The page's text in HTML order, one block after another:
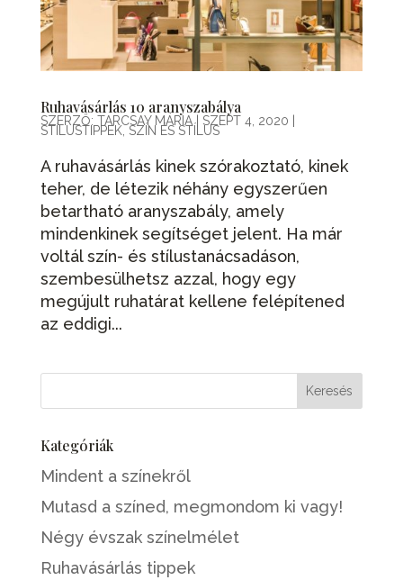
Ruhavásárlás 10 aranyszabálya
SZERZŐ: TARCSAY MÁRIA| SZEPT 4, 2020
STÍLUSTIPPEK, SZÍN ÉS STÍLUS
A ruhavásárlás kinek szórakoztató, kinek
teher, de létezik néhány egyszerűen
betartható aranyszabály, amely
mindenkinek segítséget jelent. Ha már
voltál szín- és stílustanácsadáson,
szembesülhetsz azzal, hogy egy
megújult ruhatárat kellene felépítened
az eddigi...
Kategóriák
Mindent a színekről
Mutasd a színed, megmondom ki vagy!
Négy évszak színelmélet
Ruhavásárlás tippek